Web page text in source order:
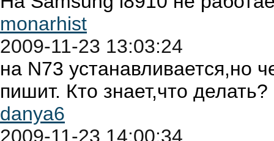
monarhist
2009-11-23 13:03:24
на N73 устанавливается,но
пишит. Кто знает,что делать?
danya6
2009-11-23 14:00:34